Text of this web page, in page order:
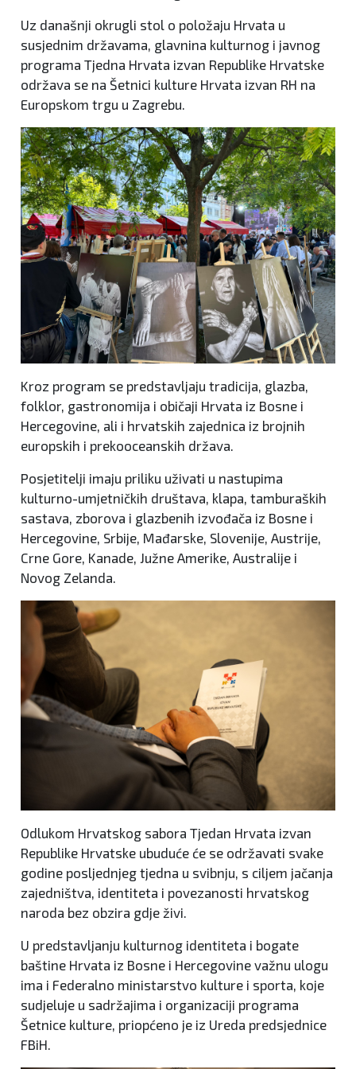
Uz današnji okrugli stol o položaju Hrvata u
susjednim državama, glavnina kulturnog i javnog
programa Tjedna Hrvata izvan Republike Hrvatske
održava se na Šetnici kulture Hrvata izvan RH na
Europskom trgu u Zagrebu.
Kroz program se predstavljaju tradicija, glazba,
folklor, gastronomija i običaji Hrvata iz Bosne i
Hercegovine, ali i hrvatskih zajednica iz brojnih
europskih i prekooceanskih država.
Posjetitelji imaju priliku uživati u nastupima
kulturno-umjetničkih društava, klapa, tamburaških
sastava, zborova i glazbenih izvođača iz Bosne i
Hercegovine, Srbije, Mađarske, Slovenije, Austrije,
Crne Gore, Kanade, Južne Amerike, Australije i
Novog Zelanda.
Odlukom Hrvatskog sabora Tjedan Hrvata izvan
Republike Hrvatske ubuduće će se održavati svake
godine posljednjeg tjedna u svibnju, s ciljem jačanja
zajedništva, identiteta i povezanosti hrvatskog
naroda bez obzira gdje živi.
U predstavljanju kulturnog identiteta i bogate
baštine Hrvata iz Bosne i Hercegovine važnu ulogu
ima i Federalno ministarstvo kulture i sporta, koje
sudjeluje u sadržajima i organizaciji programa
Šetnice kulture, priopćeno je iz Ureda predsjednice
FBiH.